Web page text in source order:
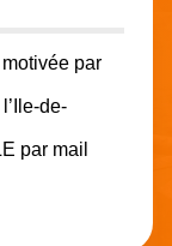
par
de-
par mail